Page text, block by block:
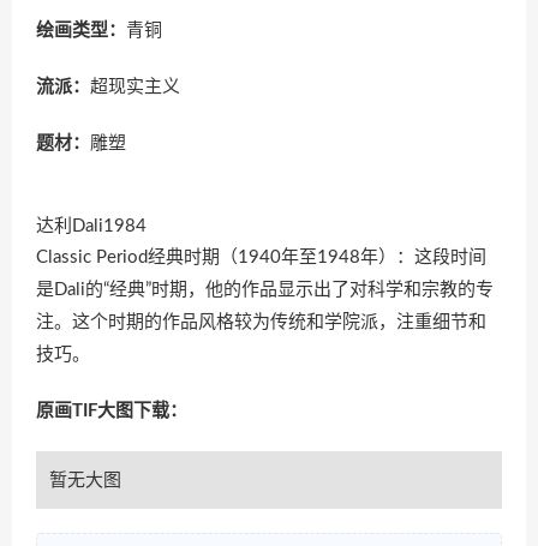
绘画类型： 青铜
流派： 超现实主义
题材： 雕塑
达利Dali1984
Classic Period经典时期（1940年至1948年）：这段时间
是Dali的“经典”时期，他的作品显示出了对科学和宗教的专
注。这个时期的作品风格较为传统和学院派，注重细节和
技巧。
原画TIF大图下载：
暂无大图